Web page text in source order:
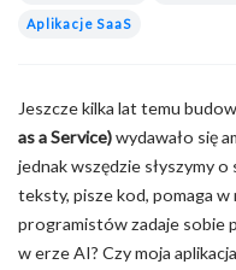
Aplikacje SaaS
Jeszcze kilka lat temu
as a Service)wydawało się
jednak wszędzie słyszymy
teksty, pisze kod, pomaga
programistów zadaje sobie
w erze AI? Czy moja